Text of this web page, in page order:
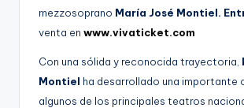
mezzosoprano María José Montiel.
venta en www.vivaticket.com
Con una sólida y reconocida trayectoria,
Montiel ha desarrollado una importante
algunos de los principales teatros